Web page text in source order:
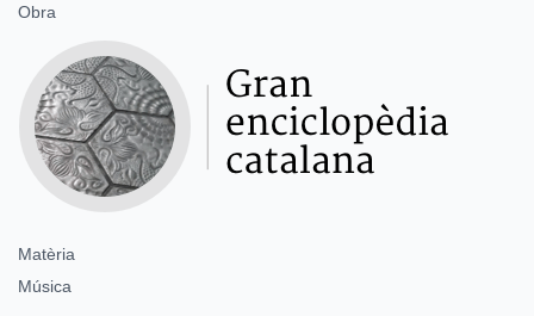
Obra
Matèria
Música